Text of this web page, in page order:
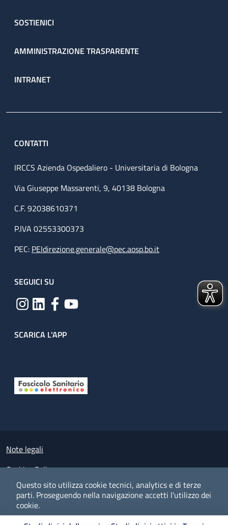
Questo sito utilizza cookie tecnici, analytics e di terze
parti. Proseguendo nella navigazione accetti l'utilizzo dei
cookie.
SOSTIENICI
AMMINISTRAZIONE TRASPARENTE
INTRANET
CONTATTI
IRCCS Azienda Ospedaliero - Universitaria di Bologna
Via Giuseppe Massarenti, 9, 40138 Bologna
C.F. 92038610371
P.IVA 02553300373
PEC: PEIdirezione.generale@pec.aosp.bo.it
SEGUICI SU
SCARICA L'APP
Small prints
Note legali
Cookies Policy
Policy privacy e protezione del dato personale
Albo pretorio on-line